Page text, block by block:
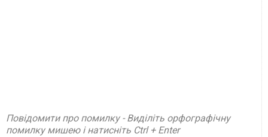
Повідомити про помилку - Виділіть орфографічну
помилку мишею і натисніть Ctrl + Enter